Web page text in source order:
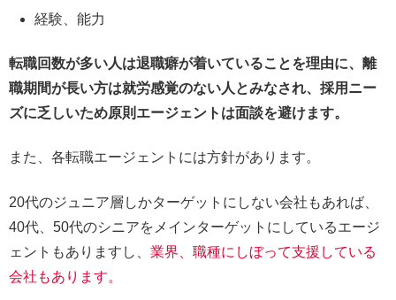
経験、能力
転職回数が多い人は退職癖が着いていることを理由に、離
職期間が長い方は就労感覚のない人とみなされ、採用ニー
ズに乏しいため原則エージェントは面談を避けます。
また、各転職エージェントには方針があります。
20代のジュニア層しかターゲットにしない会社もあれば、
40代、50代のシニアをメインターゲットにしているエージ
ェントもありますし、 業界、職種にしぼって支援している
会社もあります。